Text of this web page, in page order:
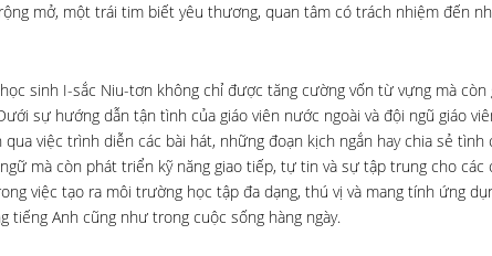
mở, một trái tim biết yêu thương, quan tâm có trách nhiệm đến
sinh I-sắc Niu-tơn không chỉ được tăng cường vốn từ vựng mà còn
sự hướng dẫn tận tình của giáo viên nước ngoài và đội ngũ giáo
việc trình diễn các bài hát, những đoạn kịch ngắn hay chia sẻ tình
mà còn phát triển kỹ năng giao tiếp, tự tin và sự tập trung cho các
việc tạo ra môi trường học tập đa dạng, thú vị và mang tính ứng
Anh cũng như trong cuộc sống hàng ngày.